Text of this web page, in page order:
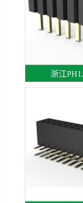
浙江